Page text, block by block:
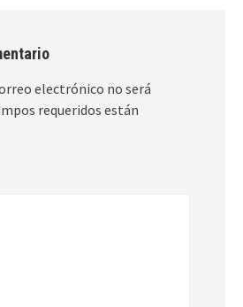
electrónico no será
requeridos están